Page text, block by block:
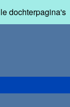
dochterpagina's